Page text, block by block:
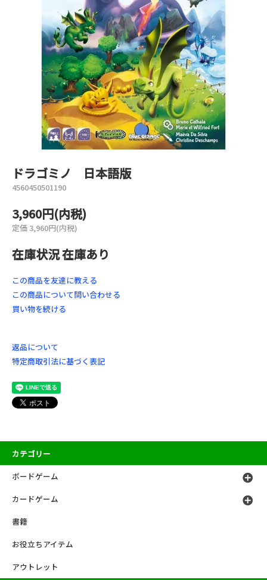
ドラゴミノ 日本語版
4560450501190
3,960円(内税)
定価 3,960円(内税)
在庫状況 在庫あり
この商品を友達に教える
この商品について問い合わせる
買い物を続ける
返品について
特定商取引法に基づく表記
カテゴリー
ボードゲーム
カードゲーム
書籍
お役立ちアイテム
アウトレット